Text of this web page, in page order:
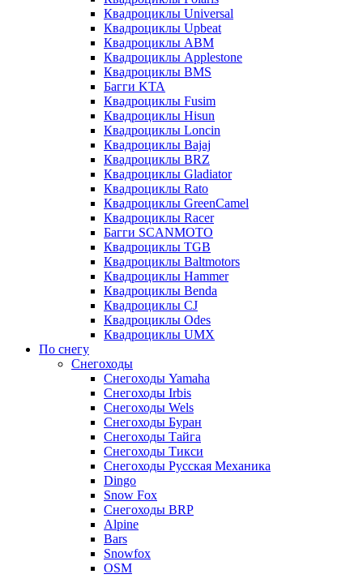
Квадроциклы Universal
Квадроциклы Upbeat
Квадроциклы ABM
Квадроциклы Applestone
Квадроциклы BMS
Багги KTA
Квадроциклы Fusim
Квадроциклы Hisun
Квадроциклы Loncin
Квадроциклы Bajaj
Квадроциклы BRZ
Квадроциклы Gladiator
Квадроциклы Rato
Квадроциклы GreenCamel
Квадроциклы Racer
Багги SCANMOTO
Квадроциклы TGB
Квадроциклы Baltmotors
Квадроциклы Hammer
Квадроциклы Benda
Квадроциклы CJ
Квадроциклы Odes
Квадроциклы UMX
По снегу
Снегоходы
Снегоходы Yamaha
Снегоходы Irbis
Снегоходы Wels
Снегоходы Буран
Снегоходы Тайга
Снегоходы Тикси
Снегоходы Русская Механика
Dingo
Snow Fox
Снегоходы BRP
Alpine
Bars
Snowfox
OSM